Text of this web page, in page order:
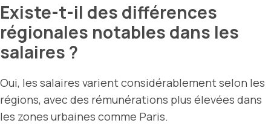
Existe-t-il des différences
régionales notables dans les
salaires ?
Oui, les salaires varient considérablement selon les
régions, avec des rémunérations plus élevées dans
les zones urbaines comme Paris.